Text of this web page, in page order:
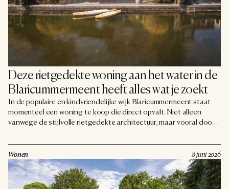
Deze rietgedekte woning aan het water in de
Blaricummermeent heeft alles wat je zoekt
In de populaire en kindvriendelijke wijk Blaricummermeent staat
momenteel een woning te koop die direct opvalt. Niet alleen
vanwege de stijlvolle rietgedekte architectuur, maar vooral door
het water. Met een woonoppervlakte van circa 176 m², een perceel
van 322 m² en een verwarmd zwembad in de achtertuin voelt deze
helft van een dubbel woonhuis meer als een luxe villa dan een
gezinswoning.
Wonen 8 juni 2026